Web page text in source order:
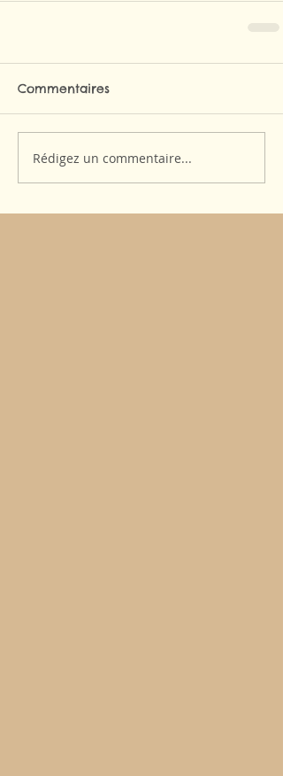
Commentaires
Rédigez un commentaire...